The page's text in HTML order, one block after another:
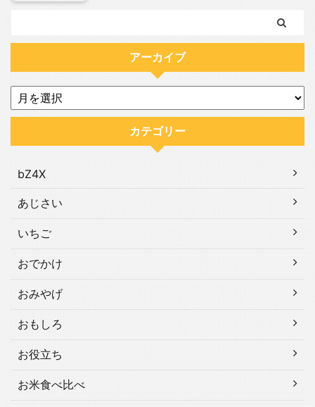
アーカイブ
カテゴリー
bZ4X
あじさい
いちご
おでかけ
おみやげ
おもしろ
お役立ち
お米食べ比べ